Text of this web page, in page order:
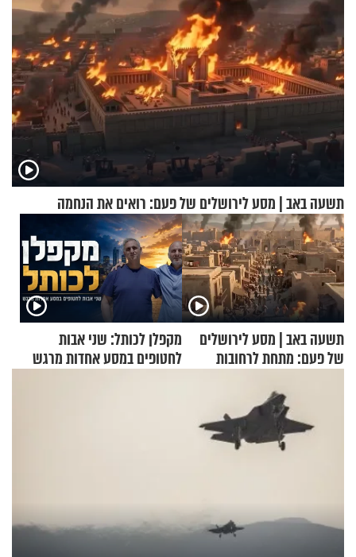
תשעה באב | מסע לירושלים של פעם: רואים את הנחמה
תשעה באב | מסע לירושלים
של פעם: מתחת לרחובות
מקפלן לכותל: שני אבות
לחטופים במסע אחדות מרגש